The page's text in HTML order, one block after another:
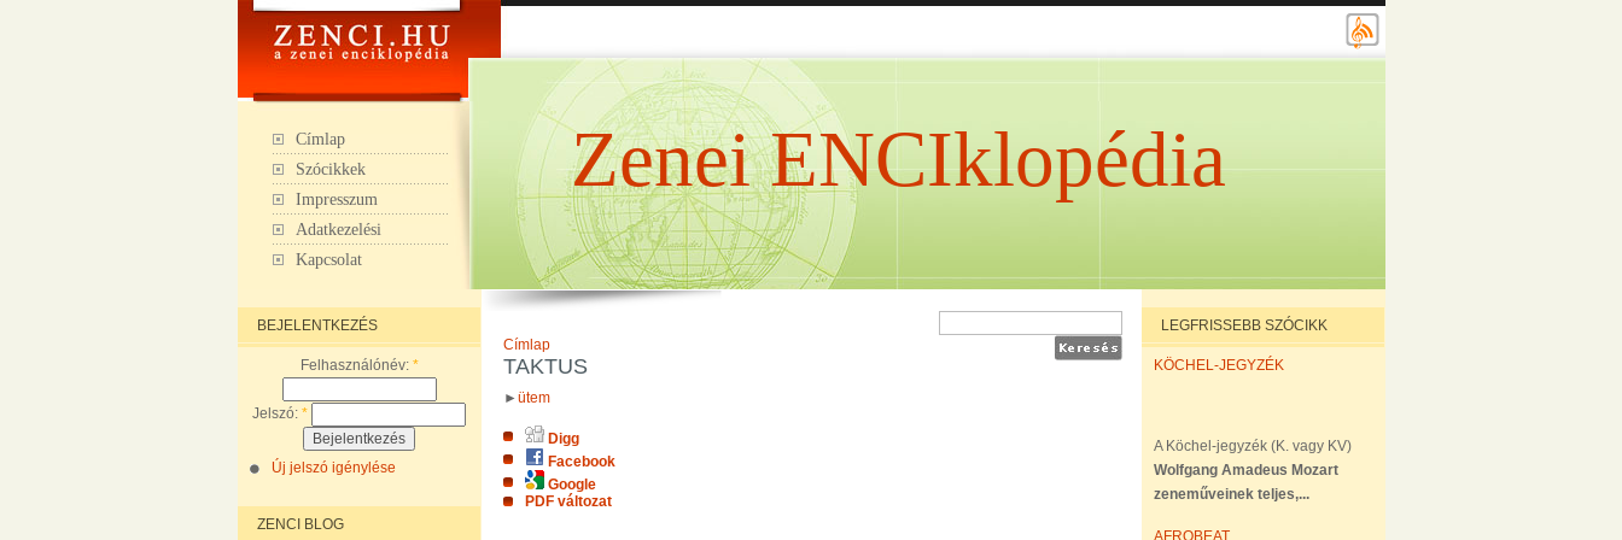
Címlap
Szócikkek
Impresszum
Adatkezelési
Kapcsolat
Zenei ENCIklopédia
BEJELENTKEZÉS
Felhasználónév: *
Jelszó: *
Új jelszó igénylése
ZENCI BLOG
Címlap
TAKTUS
► ütem
Digg
Facebook
Google
PDF változat
LEGFRISSEBB SZÓCIKK
KÖCHEL-JEGYZÉK
A Köchel-jegyzék (K. vagy KV)
Wolfgang Amadeus Mozart
zeneműveinek teljes,...
AFROBEAT